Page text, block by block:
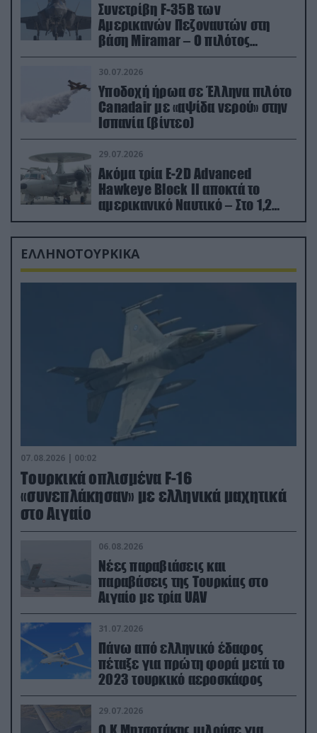
Συνετρίβη F-35B των
Αμερικανών Πεζοναυτών στη
βάση Miramar – Ο πιλότος
εκτινάχθηκε εγκαίρως
30.07.2026
Υποδοχή ήρωα σε Έλληνα πιλότο
Canadair με «αψίδα νερού» στην
Ισπανία (βίντεο)
29.07.2026
Ακόμα τρία E-2D Advanced
Hawkeye Block II αποκτά το
αμερικανικό Ναυτικό – Στο 1,2
δισ.δολάρια το κόστος
ΕΛΛΗΝΟΤΟΥΡΚΙΚΑ
07.08.2026 | 00:02
Τουρκικά οπλισμένα F-16
«συνεπλάκησαν» με ελληνικά μαχητικά
στο Αιγαίο
06.08.2026
Νέες παραβιάσεις και
παραβάσεις της Τουρκίας στο
Αιγαίο με τρία UAV
31.07.2026
Πάνω από ελληνικό έδαφος
πέταξε για πρώτη φορά μετά το
2023 τουρκικό αεροσκάφος
29.07.2026